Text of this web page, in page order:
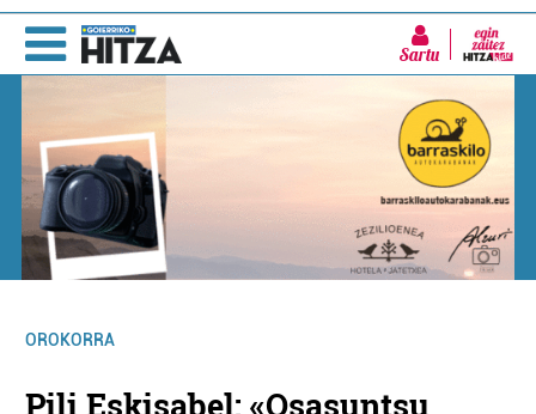
Sartu
OROKORRA
Pili Eskisabel: «Osasuntsu